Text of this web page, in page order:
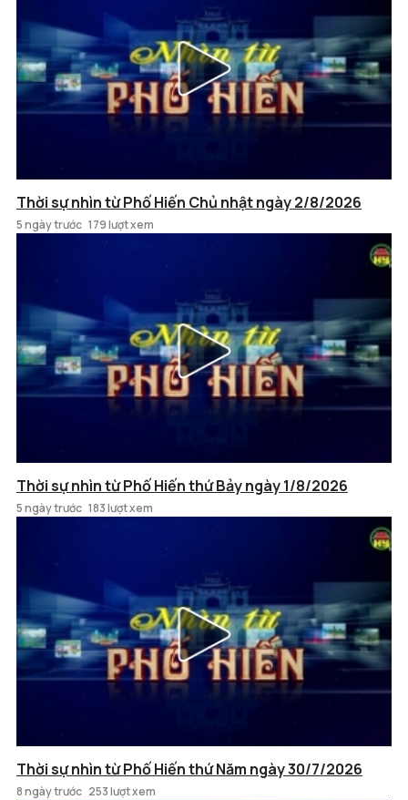
Thời sự nhìn từ Phố Hiến Chủ nhật ngày 2/8/2026
5 ngày trước 179 lượt xem
Thời sự nhìn từ Phố Hiến thứ Bảy ngày 1/8/2026
5 ngày trước 183 lượt xem
Thời sự nhìn từ Phố Hiến thứ Năm ngày 30/7/2026
8 ngày trước 253 lượt xem